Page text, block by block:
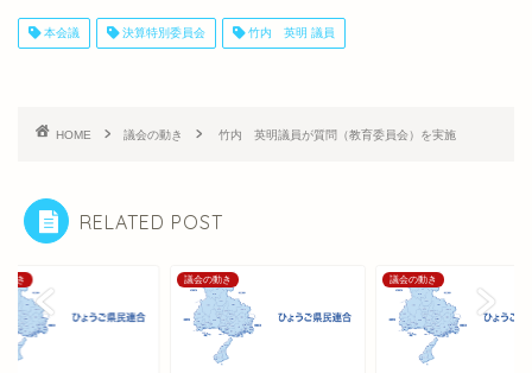
本会議 決算特別委員会 竹内 英明 議員
HOME 議会の動き 竹内 英明議員が質問（教育委員会）を実施
RELATED POST
動き 議会の動き 議会の動き